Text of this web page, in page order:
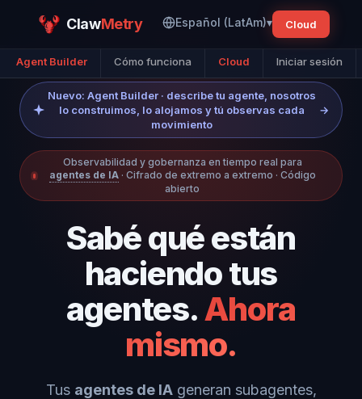
ClawMetry Español (LatAm)▾ Cloud
Agent Builder Cómo funciona Cloud Iniciar sesión
Nuevo: Agent Builder · describe tu agente, nosotros
lo construimos, lo alojamos y tú observas cada
movimiento
→
Observabilidad y gobernanza en tiempo real para
agentes de IA · Cifrado de extremo a extremo · Código
abierto
Sabé qué están
haciendo tus
agentes.Ahora
mismo.
Tus agentes de IA generan subagentes,